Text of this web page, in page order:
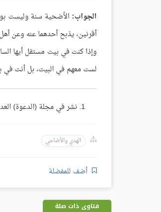
الجواب: الأضحية سنة وليست
أقرنين، يذبح أحدهما عنه وعن
وإذا كنت في بيت مستقل أيها
لست معهم في البيت، بل أنت في
نشر في مجلة (الدعوة) العدد 1495 في 17/1/1416هـ. (مجموع فتاوى ومقالات الشيخ ابن باز
الهدي والأضاحي
أضف للمفضلة
فتاوى ذات صلة